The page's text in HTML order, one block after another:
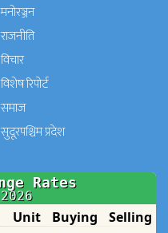
मनाेरञ्जन
राजनीति
विचार
विशेष रिपोर्ट
समाज
सुदूरपश्चिम प्रदेश